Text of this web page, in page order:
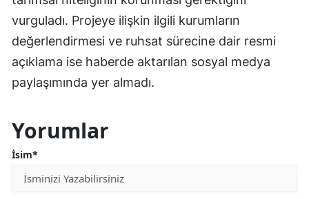
vurguladı. Projeye ilişkin ilgili kurumların
değerlendirmesi ve ruhsat sürecine dair resmi
açıklama ise haberde aktarılan sosyal medya
paylaşımında yer almadı.
Yorumlar
İsim*